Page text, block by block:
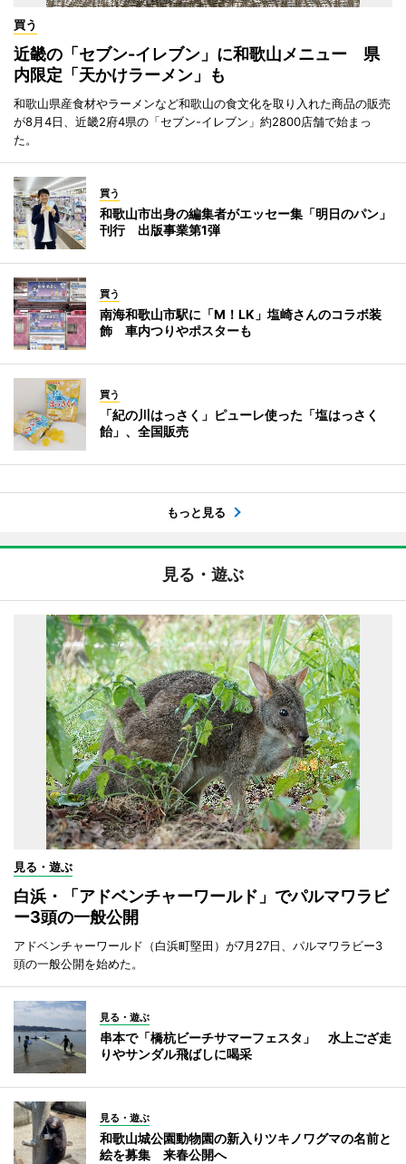
買う
近畿の「セブン-イレブン」に和歌山メニュー 県
内限定「天かけラーメン」も
和歌山県産食材やラーメンなど和歌山の食文化を取り入れた商品の販売
が8月4日、近畿2府4県の「セブン-イレブン」約2800店舗で始まっ
た。
買う
和歌山市出身の編集者がエッセー集「明日のパン」
刊行 出版事業第1弾
買う
南海和歌山市駅に「M！LK」塩崎さんのコラボ装
飾 車内つりやポスターも
買う
「紀の川はっさく」ピューレ使った「塩はっさく
飴」、全国販売
もっと見る
見る・遊ぶ
見る・遊ぶ
白浜・「アドベンチャーワールド」でパルマワラビ
ー3頭の一般公開
アドベンチャーワールド（白浜町堅田）が7月27日、パルマワラビー3
頭の一般公開を始めた。
見る・遊ぶ
串本で「橋杭ビーチサマーフェスタ」 水上ござ走
りやサンダル飛ばしに喝采
見る・遊ぶ
和歌山城公園動物園の新入りツキノワグマの名前と
絵を募集 来春公開へ